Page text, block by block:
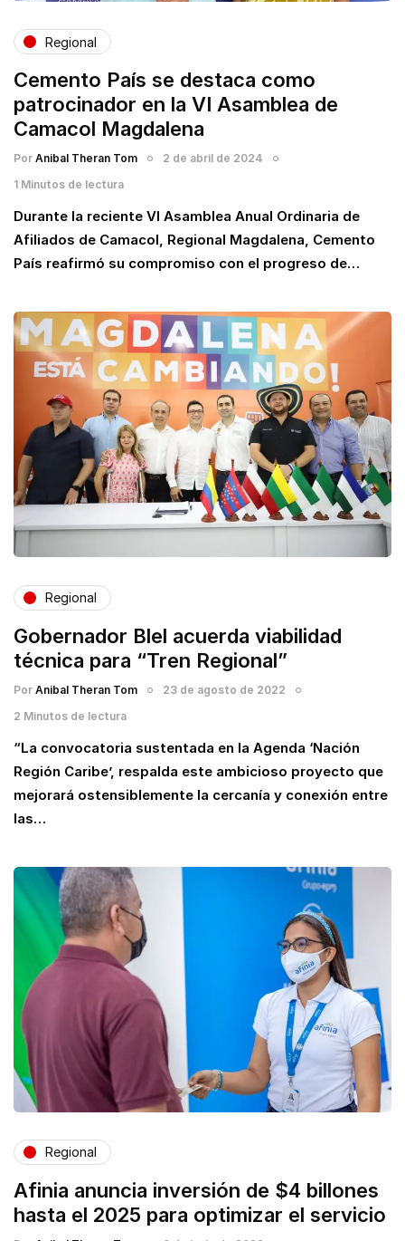
Regional
Cemento País se destaca como
patrocinador en la VI Asamblea de
Camacol Magdalena
Por Anibal Theran Tom
2 de abril de 2024
1 Minutos de lectura
Durante la reciente VI Asamblea Anual Ordinaria de
Afiliados de Camacol, Regional Magdalena, Cemento
País reafirmó su compromiso con el progreso de…
Regional
Gobernador Blel acuerda viabilidad
técnica para “Tren Regional”
Por Anibal Theran Tom
23 de agosto de 2022
2 Minutos de lectura
“La convocatoria sustentada en la Agenda ‘Nación
Región Caribe’, respalda este ambicioso proyecto que
mejorará ostensiblemente la cercanía y conexión entre
las…
Regional
Afinia anuncia inversión de $4 billones
hasta el 2025 para optimizar el servicio